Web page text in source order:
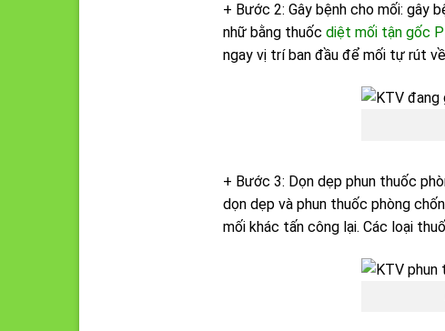
+ Bước 2: Gây bệnh cho mối: gây
nhữ bằng thuốcdiệt mối tận gốc
ngay vị trí ban đầu để mối tự rút
+ Bước 3: Dọn dẹp phun thuốc
dọn dẹp và phun thuốc phòng
mối khác tấn công lại. Các loại